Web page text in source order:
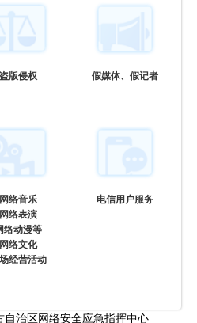
盗版侵权 假媒体、假记者
网络音乐
网络表演
络动漫等
网络文化
经营活动
电信用户服务
治区网络安全应急指挥中心